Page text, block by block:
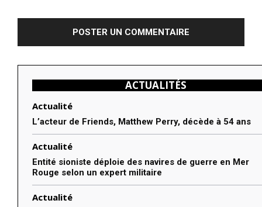
ACTUALITÉS
Actualité
L’acteur de Friends, Matthew Perry, décède à 54 ans
Actualité
Entité sioniste déploie des navires de guerre en Mer
Rouge selon un expert militaire
Actualité